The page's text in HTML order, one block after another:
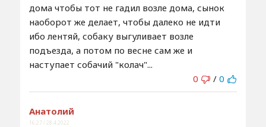
дома чтобы тот не гадил возле дома, сынок
наоборот же делает, чтобы далеко не идти
ибо лентяй, собаку выгуливает возле
подъезда, а потом по весне сам же и
наступает собачий "колач"...
0
/ 0
Анатолий
16:27 / 28.4.2022